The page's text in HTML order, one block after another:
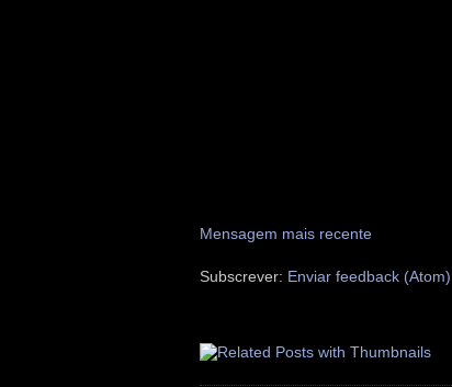
Mensagem mais recente
Subscrever: Enviar feedback (Atom)